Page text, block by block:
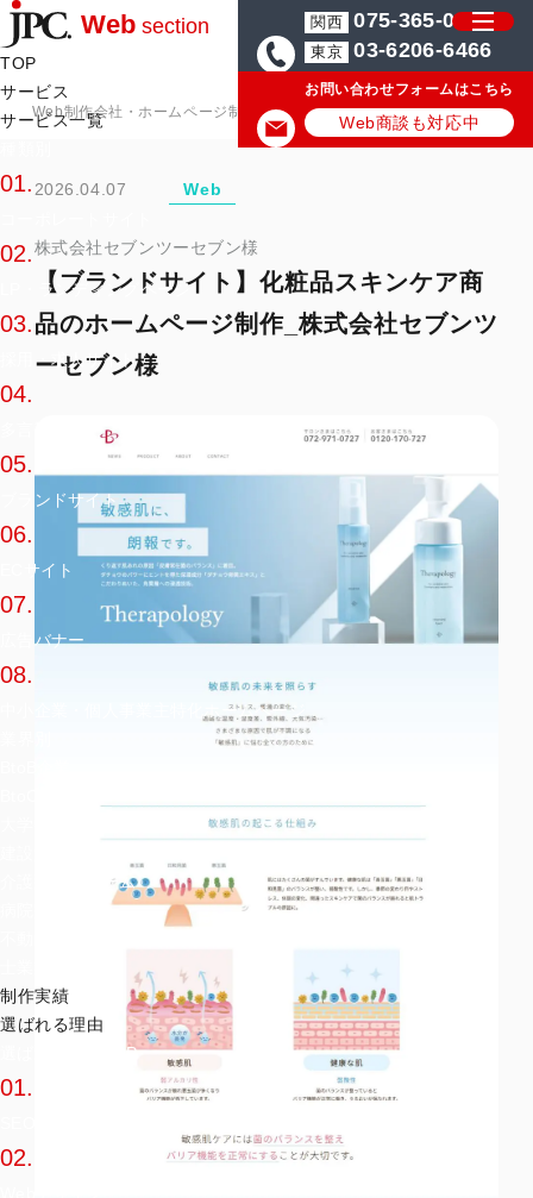
Web section
TOP
サービス
サービス一覧
01.
02.
LP・ランディングページ
03.
採用・求人サイト
04.
多言語サイト
05.
ブランドサイト
06.
ECサイト
07.
広告バナー
08.
中小企業・個人事業主特化ホームページ
介護・老人ホーム
制作実績
選ばれる理由
選ばれる理由TOP
01.
02.
関西 075-365-0571
東京 03-6206-6466
お問い合わせフォームはこちら
Web商談も対応中
Web制作会社・ホームページ制作会社のJPC ホームページ・Web制作
2026.04.07 Web
株式会社セブンツーセブン様
【ブランドサイト】化粧品スキンケア商
品のホームページ制作_株式会社セブンツ
ーセブン様